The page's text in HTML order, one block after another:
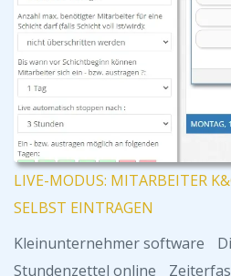
LIVE-MODUS: MITARBEITER
SELBST EINTRAGEN
Kleinunternehmer software
Stundenzettel online